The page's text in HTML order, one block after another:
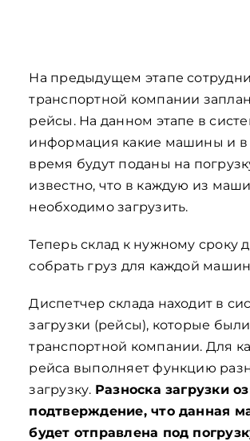
На предыдущем этапе
транспортной компании
рейсы. На данном этапе в
информация какие машины и в
время будут поданы на
известно, что в каждую из
необходимо загрузить.
Теперь склад к нужному сроку
собрать груз для каждой
Диспетчер склада находит в
загрузки (рейсы), которые
транспортной компании. Для
рейса выполняет функцию
загрузку. Разноска загрузки
подтверждение, что данная
будет отправлена под